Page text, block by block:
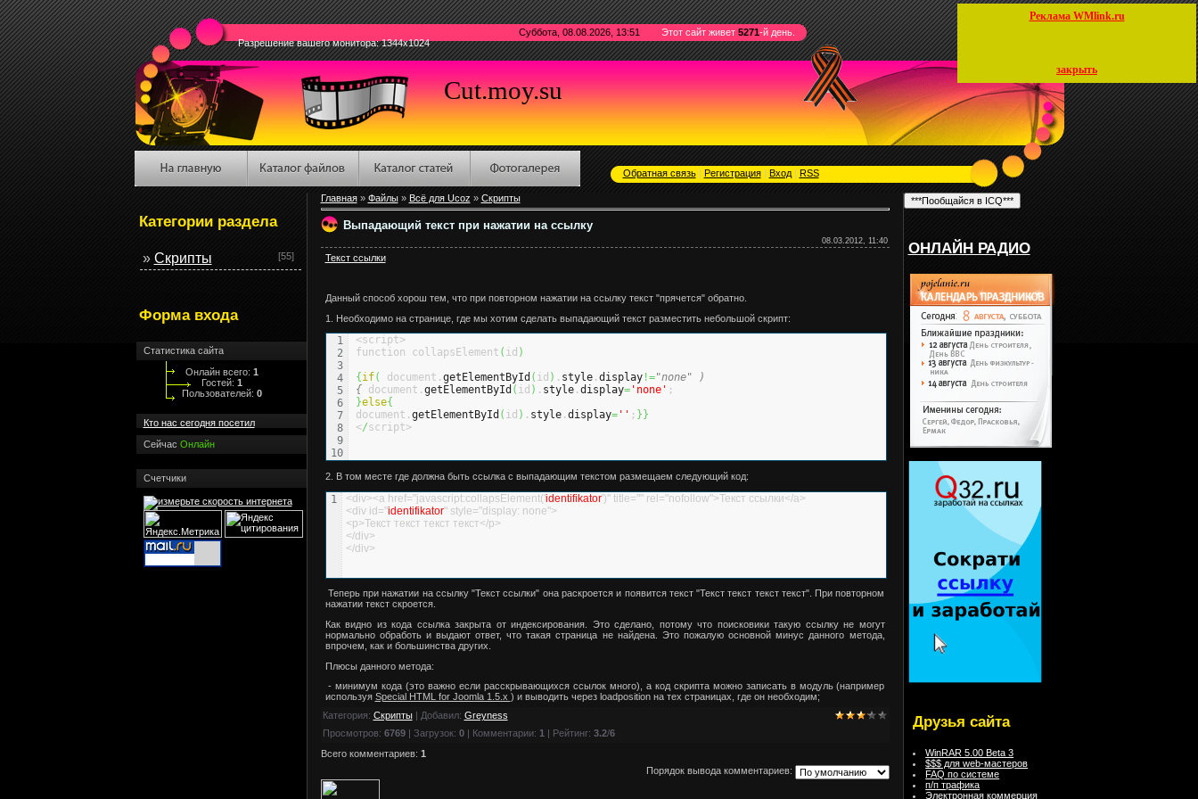
Суббота, 08.08.2026, 13:51 Этот сайт живет 5271-й день.
Разрешение вашего монитора: 1344x1024
Cut.moy.su
Обратная связь| Регистрация| Вход| RSS
Категории раздела
» Скрипты [55]
Форма входа
Статистика сайта
Онлайн всего: 1
Гостей: 1
Пользователей: 0
Кто нас сегодня посетил
Сейчас Онлайн
Счетчики
Главная» Файлы» Всё для Ucoz » Скрипты
Выпадающий текст при нажатии на ссылку
08.03.2012, 11:40
Текст ссылки
Данный способ хорош тем, что при повторном нажатии на ссылку текст "прячется" обратно.
1. Необходимо на странице, где мы хотим сделать выпадающий текст разместить небольшой скрипт:
1
2
3
4
5
6
7
8
9
10
<script>
function collapsElement ( id )
{ if( document. getElementById ( id ) . style. display!="none" )
{
document. getElementById ( id ) . style. display='none' ;
}else{
document. getElementById ( id ) . style. display='' ; } }
</script>
2. В том месте где должна быть ссылка с выпадающим текстом размещаем следующий код:
<div><a href="javascript:collapsElement('identifikator')" title="" rel="nofollow">Текст ссылки</a>
<div id="identifikator" style="display: none">
<p>Текст текст текст текст</p>
</div>
</div>
Теперь при нажатии на ссылку "Текст ссылки" она раскроется и появится текст "Текст текст текст текст". При повторном
нажатии текст скроется.
Как видно из кода ссылка закрыта от индексирования. Это сделано, потому что поисковики такую ссылку не могут
нормально обработь и выдают ответ, что такая страница не найдена. Это пожалую основной минус данного метода,
впрочем, как и большинства других.
Плюсы данного метода:
- минимум кода (это важно если расскрывающихся ссылок много), а код скрипта можно записать в модуль (например
используя Special HTML for Joomla 1.5.x ) и выводить через loadposition на тех страницах, где он необходим;
Категория: Скрипты| Добавил: Greyness
Просмотров: 6769| Загрузок: 0| Комментарии: 1 | Рейтинг: 3.2/6
Всего комментариев: 1
Порядок вывода комментариев:
ОНЛАЙН РАДИО
Друзья сайта
WinRAR 5.00 Beta 3
$$$ для web-мастеров
FAQ по системе
п/п трафика
Электронная коммерция
Реклама WMlink.ru
закрыть